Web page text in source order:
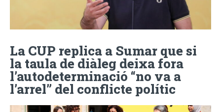
La CUP replica a Sumar que si
la taula de diàleg deixa fora
l’autodeterminació “no va a
l’arrel” del conflicte polític